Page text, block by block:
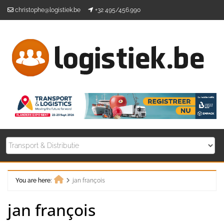
christophe@logistiek.be +32 495/456.990
You are here:
jan françois
jan françois